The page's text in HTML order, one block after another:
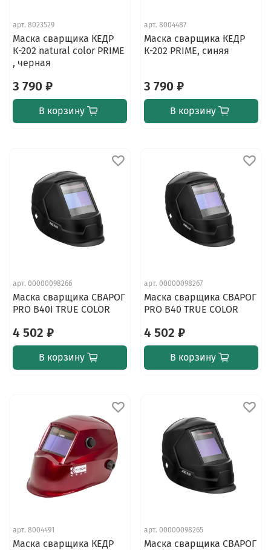
арт. 8023529
Маска сварщика КЕДР
К-202 natural color PRIME
, черная
3 790 ₽
В корзину
арт. 8004487
Маска сварщика КЕДР
К-202 PRIME, синяя
3 790 ₽
В корзину
арт. 00000098266
Маска сварщика СВАРОГ
PRO В40I TRUE COLOR
4 502 ₽
В корзину
арт. 00000098267
Маска сварщика СВАРОГ
PRO B40 TRUE COLOR
4 502 ₽
В корзину
арт. 8004491
Маска сварщика КЕДР
арт. 00000098265
Маска сварщика СВАРОГ